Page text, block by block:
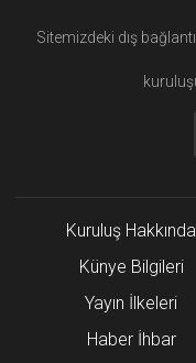
Sitemizdeki dış
Kuruluş Hakkında
Künye Bilgileri
Yayın İlkeleri
Haber İhbar